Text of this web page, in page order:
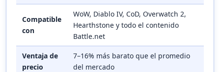
Compatible
con
WoW, Diablo IV, CoD, Overwatch 2,
Hearthstone y todo el contenido
Battle.net
Ventaja de
precio
7–16% más barato que el promedio
del mercado